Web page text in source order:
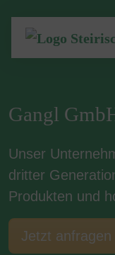
Gangl
Unser
dritter
Produkten und
Jetzt anfragen